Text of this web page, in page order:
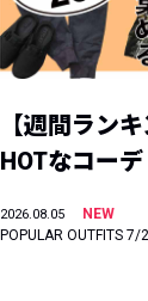
【週間ラン
HOTなコー
2026.08.05
NEW
POPULAR OUTFITS